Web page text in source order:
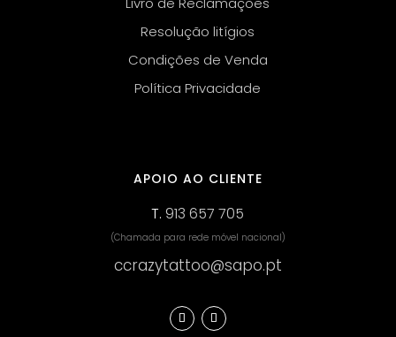
Resolução litígios
Condições de Venda
Política Privacidade
APOIO AO CLIENTE
T.913 657 705
(Chamada para rede móvel nacional)
ccrazytattoo@sapo.pt